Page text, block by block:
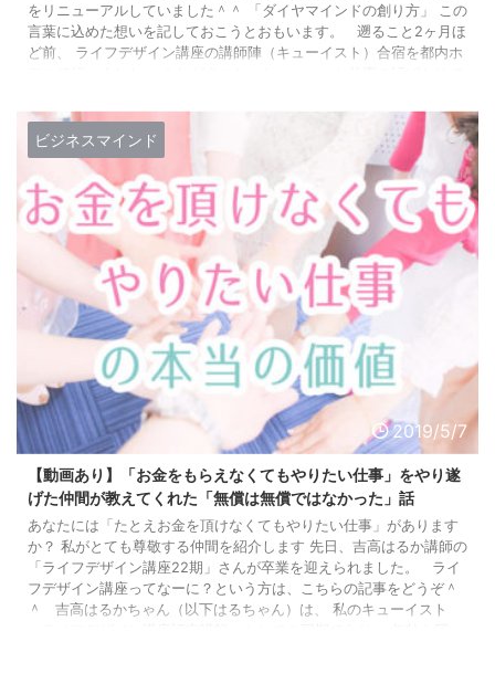
をリニューアルしていました＾＾ 「ダイヤマインドの創り方」 この
言葉に込めた想いを記しておこうとおもいます。 遡ること2ヶ月ほ
ど前、 ライフデザイン講座の講師陣（キューイスト）合宿を都内ホ
にインスタライブもやったので、YouTube ...
ビジネスマインド
2019/5/7
【動画あり】「お金をもらえなくてもやりたい仕事」をやり遂
げた仲間が教えてくれた「無償は無償ではなかった」話
あなたには「たとえお金を頂けなくてもやりたい仕事」があります
か？ 私がとても尊敬する仲間を紹介します 先日、吉高はるか講師の
「ライフデザイン講座22期」さんが卒業を迎えられました。 ライ
フデザイン講座ってなーに？という方は、こちらの記事をどうぞ＾
＾ 吉高はるかちゃん（以下はるちゃん）は、 私のキューイスト